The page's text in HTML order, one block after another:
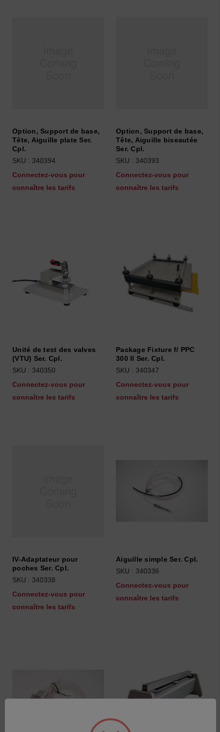
Option, Support de base,
Tête, Aiguille plate Ser.
Cpl.
SKU : 340394
Connectez-vous pour
connaître les tarifs
Option, Support de base,
Tête, Aiguille biseautée
Ser. Cpl.
SKU : 340393
Connectez-vous pour
connaître les tarifs
Unité de test des valves
(VTU) Ser. Cpl.
SKU : 340350
Connectez-vous pour
connaître les tarifs
Package Fixture f/ PPC
300 II Ser. Cpl.
SKU : 340347
Connectez-vous pour
connaître les tarifs
IV-Adaptateur pour
poches Ser. Cpl.
SKU : 340338
Connectez-vous pour
connaître les tarifs
Aiguille simple Ser. Cpl.
SKU : 340336
Connectez-vous pour
connaître les tarifs